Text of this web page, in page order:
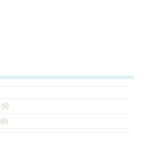
(6)
(6)